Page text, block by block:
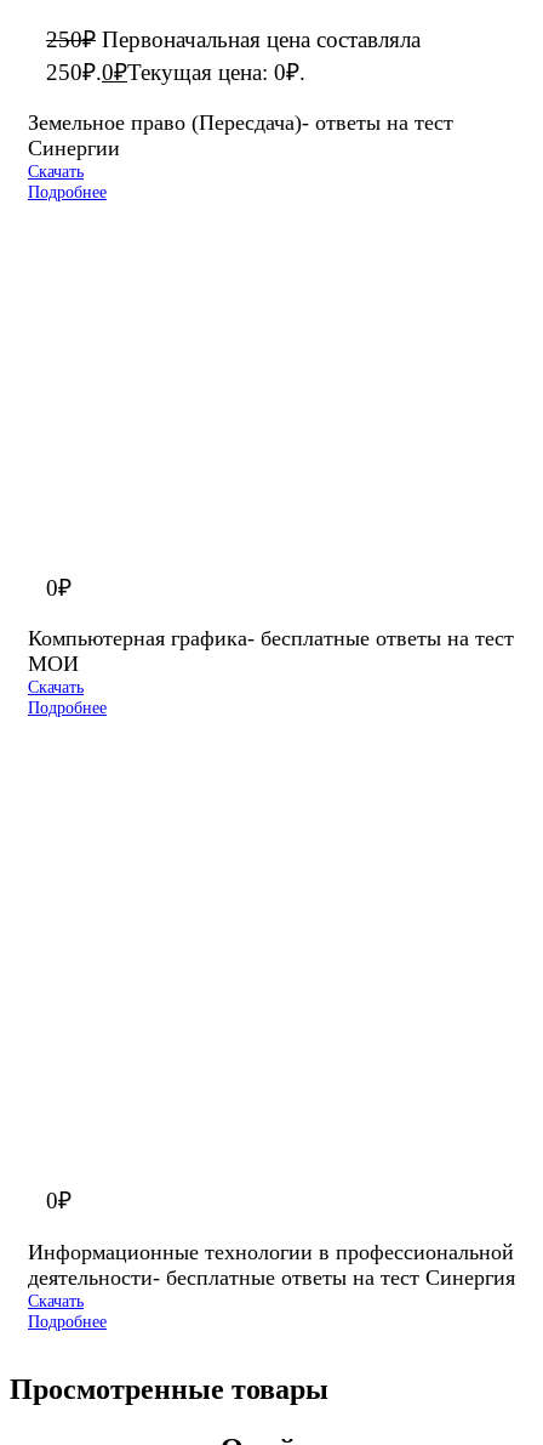
250₽ Первоначальная цена составляла
250₽.0₽Текущая цена: 0₽.
Земельное право (Пересдача)- ответы на тест
Синергии
Скачать
Подробнее
0₽
Компьютерная графика- бесплатные ответы на тест
МОИ
Скачать
Подробнее
0₽
Информационные технологии в профессиональной
деятельности- бесплатные ответы на тест Синергия
Скачать
Подробнее
Просмотренные товары